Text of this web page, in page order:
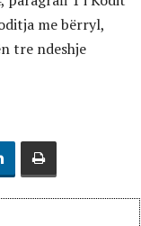
me bërryl,
tre ndeshje